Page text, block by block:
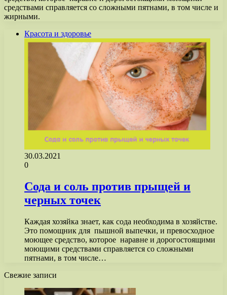
средствами справляется со сложными пятнами, в том числе и
жирными.
Красота и здоровье
30.03.2021
0
Сода и соль против прыщей и
черных точек
Каждая хозяйка знает, как сода необходима в хозяйстве.
Это помощник для пышной выпечки, и превосходное
моющее средство, которое наравне и дорогостоящими
моющими средствами справляется со сложными
пятнами, в том числе…
Свежие записи